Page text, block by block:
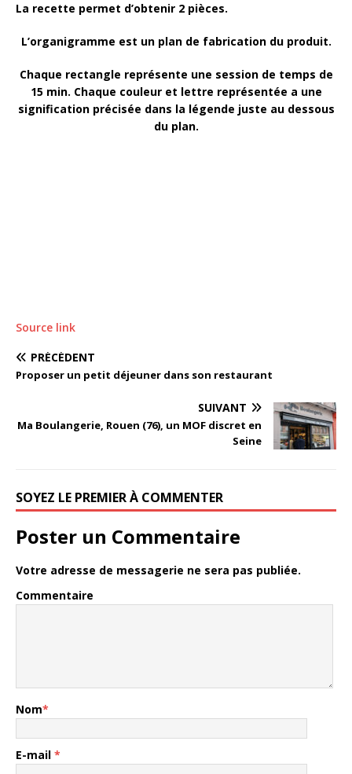
La recette permet d’obtenir 2 pièces.
L’organigramme est un plan de fabrication du produit.
Chaque rectangle représente une session de temps de
15 min. Chaque couleur et lettre représentée a une
signification précisée dans la légende juste au dessous
du plan.
Source link
PRÉCÉDENT
Proposer un petit déjeuner dans son restaurant
SUIVANT
Ma Boulangerie, Rouen (76), un MOF discret en
Seine
SOYEZ LE PREMIER À COMMENTER
Poster un Commentaire
Votre adresse de messagerie ne sera pas publiée.
Commentaire
Nom*
E-mail *